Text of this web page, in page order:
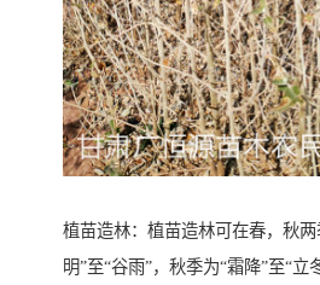
植苗造林：植苗造林可在春，秋
明”至“谷雨”，秋季为“霜降”至“立